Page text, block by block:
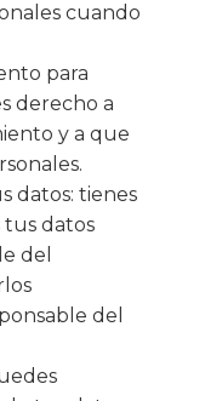
cuando
para
derecho a
y a que
datos: tienes
tus datos
del
del